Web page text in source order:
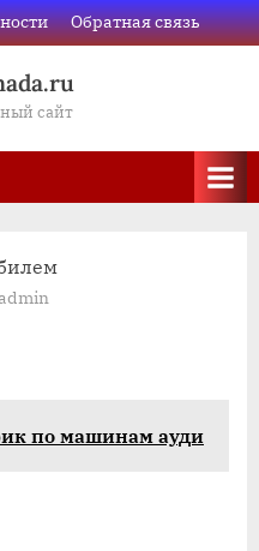
Обратная связь
сайт
по машинам ауди